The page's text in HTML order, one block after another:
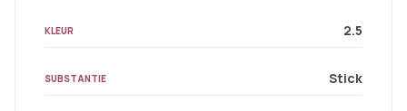
KLEUR 2.5
SUBSTANTIE Stick